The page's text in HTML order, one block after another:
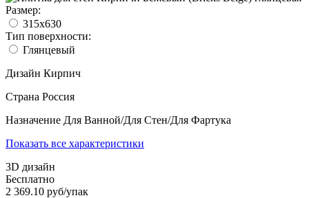
Размер:
315x630
Тип поверхности:
Глянцевый
Дизайн Кирпич
Страна Россия
Назначение Для Ванной/Для Стен/Для Фартука
Показать все характеристики
3D дизайн
Бесплатно
2 369.10 руб/упак